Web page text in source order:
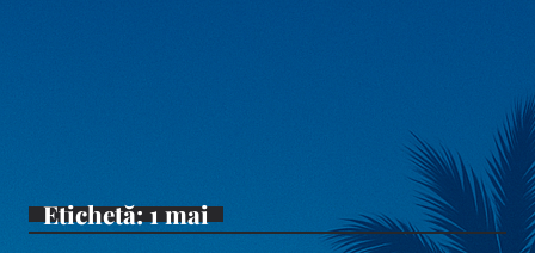
Etichetă:1 mai